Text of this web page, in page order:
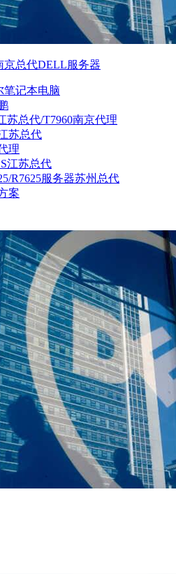
总代DELL服务器
笔记本电脑
苏总代/T7960南京代理
苏总代
理
江苏总代
R7625服务器苏州总代
案